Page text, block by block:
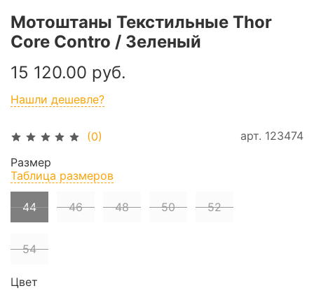
(0) арт. 123474
Мотоштаны Текстильные Thor
Core Contro / Зеленый
15 120.00 руб.
Нашли дешевле?
Размер
Таблица размеров
44 46 48 50 52
54
Цвет